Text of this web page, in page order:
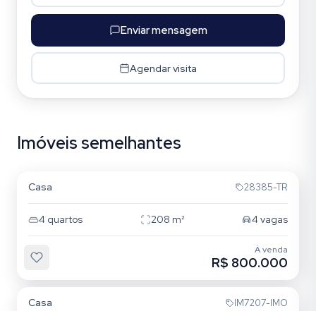
Enviar mensagem
Agendar visita
Imóveis semelhantes
Jardim Lindóia
Casa 28385-TR
4 quartos 208 m² 4 vagas
À venda
R$ 800.000
Casa IM7207-IMO